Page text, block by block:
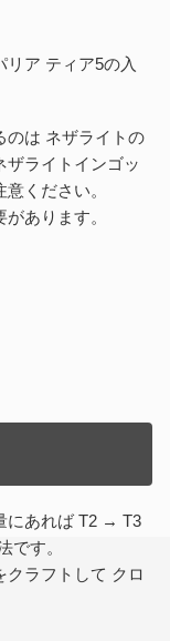
ア ティア5の入
のは ネザライトの
ザライトインゴッ
ください。
あります。
にあれば T2 → T3
す。
クラフトして クロ